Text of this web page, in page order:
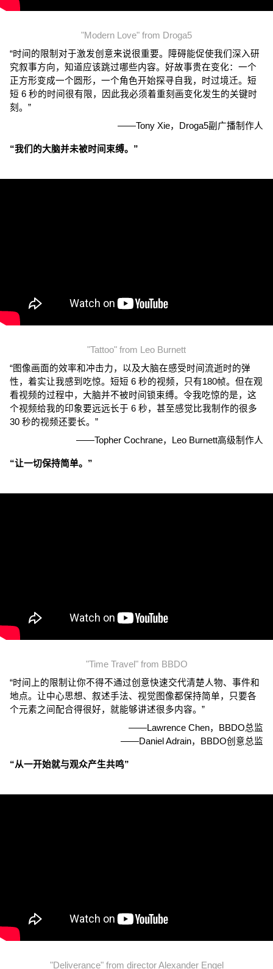
"Modern Love" from Droga5
“时间的限制对于激发创意来说很重要。障碍能促使我们深入研
究叙事方向，知道应该跳过哪些内容。好故事贵在变化：一个
正方形变成一个圆形，一个角色开始探寻自我，时过境迁。短
短 6 秒的时间很有限，因此我必须着重刻画变化发生的关键时
刻。”
——Tony Xie，Droga5副广播制作人
“我们的大脑并未被时间束缚。”
"Tattoo" from Leo Burnett
“图像画面的效率和冲击力，以及大脑在感受时间流逝时的弹
性，着实让我感到吃惊。短短 6 秒的视频，只有180帧。但在观
看视频的过程中，大脑并不被时间锁束缚。令我吃惊的是，这
个视频给我的印象要远远长于 6 秒，甚至感觉比我制作的很多
30 秒的视频还要长。”
——Topher Cochrane，Leo Burnett高级制作人
“让一切保持简单。”
"Time Travel" from BBDO
“时间上的限制让你不得不通过创意快速交代清楚人物、事件和
地点。让中心思想、叙述手法、视觉图像都保持简单，只要各
个元素之间配合得很好，就能够讲述很多内容。”
——Lawrence Chen，BBDO总监
——Daniel Adrain，BBDO创意总监
“从一开始就与观众产生共鸣”
"Deliverance" from director Alexander Engel